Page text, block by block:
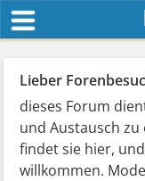
Lieber
dieses Forum
und Austausch
findet sie hier,
willkommen.